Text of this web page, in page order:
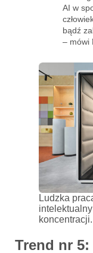
AI w
bądź
– mówi
Ludzka
koncentracji.
Trend nr